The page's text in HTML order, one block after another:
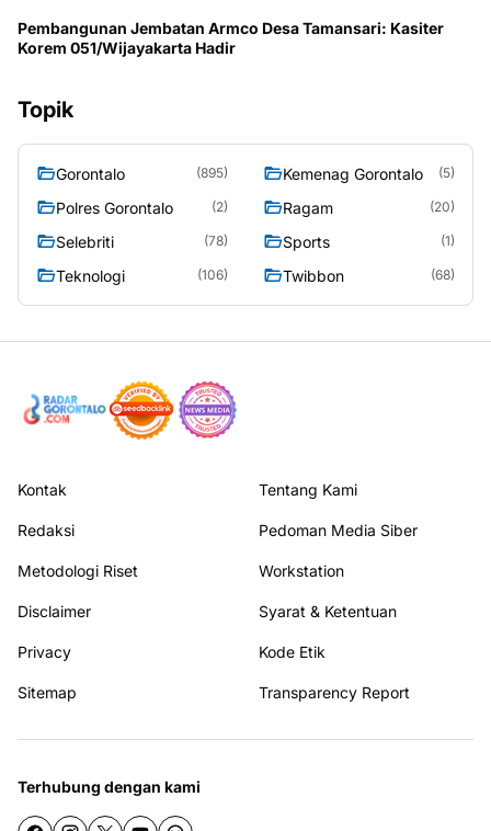
Pembangunan Jembatan Armco Desa Tamansari: Kasiter
Korem 051/Wijayakarta Hadir
Topik
Gorontalo (895) Kemenag Gorontalo (5)
Polres Gorontalo (2) Ragam (20)
Selebriti (78) Sports (1)
Teknologi (106) Twibbon (68)
Kontak Tentang Kami
Redaksi Pedoman Media Siber
Metodologi Riset Workstation
Disclaimer Syarat & Ketentuan
Privacy Kode Etik
Sitemap Transparency Report
Terhubung dengan kami